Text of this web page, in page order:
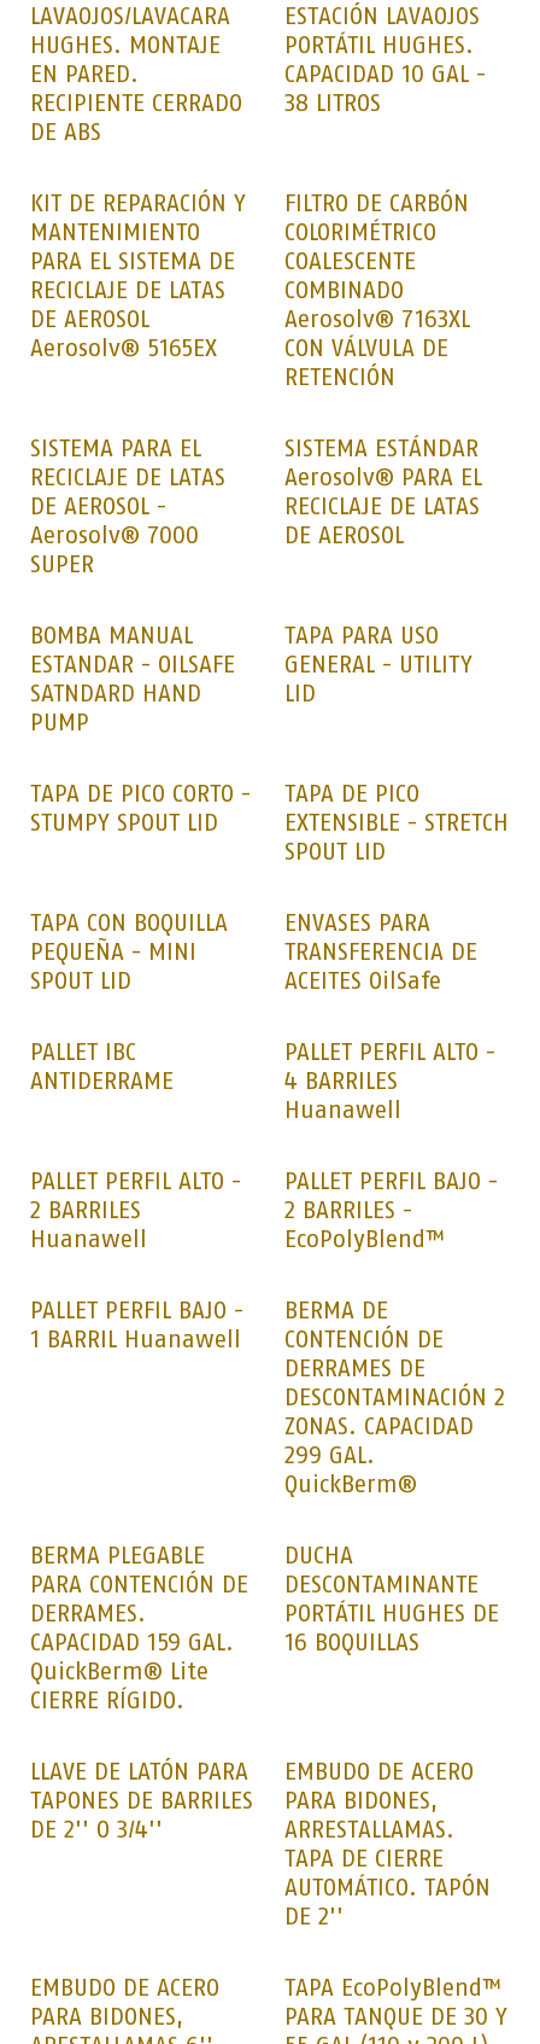
LAVAOJOS/LAVACARA
HUGHES. MONTAJE
EN PARED.
RECIPIENTE CERRADO
DE ABS
ESTACIÓN LAVAOJOS
PORTÁTIL HUGHES.
CAPACIDAD 10 GAL -
38 LITROS
KIT DE REPARACIÓN Y
MANTENIMIENTO
PARA EL SISTEMA DE
RECICLAJE DE LATAS
DE AEROSOL
Aerosolv® 5165EX
FILTRO DE CARBÓN
COLORIMÉTRICO
COALESCENTE
COMBINADO
Aerosolv® 7163XL
CON VÁLVULA DE
RETENCIÓN
SISTEMA PARA EL
RECICLAJE DE LATAS
DE AEROSOL -
Aerosolv® 7000
SUPER
SISTEMA ESTÁNDAR
Aerosolv® PARA EL
RECICLAJE DE LATAS
DE AEROSOL
BOMBA MANUAL
ESTANDAR - OILSAFE
SATNDARD HAND
PUMP
TAPA PARA USO
GENERAL - UTILITY
LID
TAPA DE PICO CORTO -
STUMPY SPOUT LID
TAPA DE PICO
EXTENSIBLE - STRETCH
SPOUT LID
TAPA CON BOQUILLA
PEQUEÑA - MINI
SPOUT LID
ENVASES PARA
TRANSFERENCIA DE
ACEITES OilSafe
PALLET IBC
ANTIDERRAME
PALLET PERFIL ALTO -
4 BARRILES
Huanawell
PALLET PERFIL ALTO -
2 BARRILES
Huanawell
PALLET PERFIL BAJO -
2 BARRILES -
EcoPolyBlend™
PALLET PERFIL BAJO -
1 BARRIL Huanawell
BERMA DE
CONTENCIÓN DE
DERRAMES DE
DESCONTAMINACIÓN 2
ZONAS. CAPACIDAD
299 GAL.
QuickBerm®
BERMA PLEGABLE
PARA CONTENCIÓN DE
DERRAMES.
CAPACIDAD 159 GAL.
QuickBerm® Lite
CIERRE RÍGIDO.
DUCHA
DESCONTAMINANTE
PORTÁTIL HUGHES DE
16 BOQUILLAS
LLAVE DE LATÓN PARA
TAPONES DE BARRILES
DE 2'' O 3/4''
EMBUDO DE ACERO
PARA BIDONES,
ARRESTALLAMAS.
TAPA DE CIERRE
AUTOMÁTICO. TAPÓN
DE 2''
EMBUDO DE ACERO
PARA BIDONES,
TAPA EcoPolyBlend™
PARA TANQUE DE 30 Y